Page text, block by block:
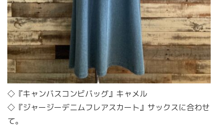
◇『キャンバスコンビバッグ』キャメル
◇『ジャージーデニムフレアスカート』サックスに合わせ
て。